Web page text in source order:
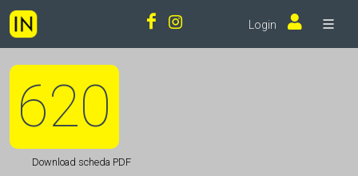
Login
620
Download scheda PDF